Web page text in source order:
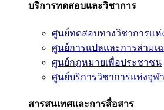
บริการทดสอบและวิชาการ
ศูนย์ทดสอบทางวิชาการแห่
ศูนย์การแปลและการล่ามเ
ศูนย์กฎหมายเพื่อประชาชน
ศูนย์บริการวิชาการแห่งจุ
สารสนเทศและการสื่อสาร